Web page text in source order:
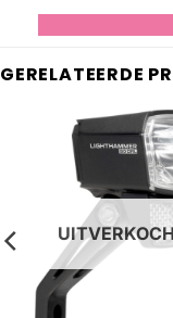
GERELATEERDE